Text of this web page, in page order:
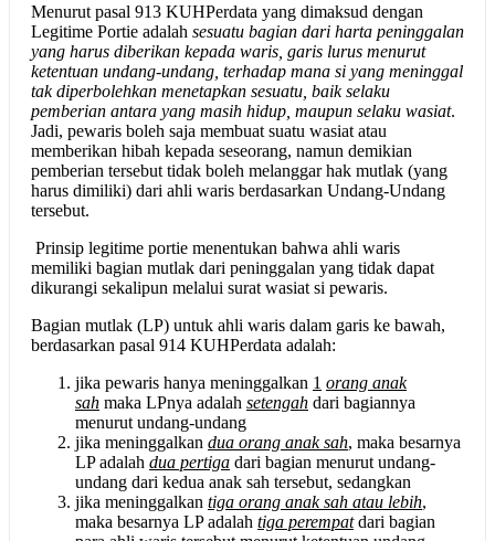
Menurut pasal 913 KUHPerdata yang dimaksud dengan
Legitime Portie adalah sesuatu bagian dari harta peninggalan
yang harus diberikan kepada waris, garis lurus menurut
ketentuan undang-undang, terhadap mana si yang meninggal
tak diperbolehkan menetapkan sesuatu, baik selaku
pemberian antara yang masih hidup, maupun selaku wasiat.
Jadi, pewaris boleh saja membuat suatu wasiat atau
memberikan hibah kepada seseorang, namun demikian
pemberian tersebut tidak boleh melanggar hak mutlak (yang
harus dimiliki) dari ahli waris berdasarkan Undang-Undang
tersebut.
Prinsip legitime portie menentukan bahwa ahli waris
memiliki bagian mutlak dari peninggalan yang tidak dapat
dikurangi sekalipun melalui surat wasiat si pewaris.
Bagian mutlak (LP) untuk ahli waris dalam garis ke bawah,
berdasarkan pasal 914 KUHPerdata adalah:
jika pewaris hanya meninggalkan 1 orang anak
sah maka LPnya adalah setengah dari bagiannya
menurut undang-undang
jika meninggalkan dua orang anak sah, maka besarnya
LP adalah dua pertiga dari bagian menurut undang-
undang dari kedua anak sah tersebut, sedangkan
jika meninggalkan tiga orang anak sah atau lebih,
maka besarnya LP adalah tiga perempatdari bagian